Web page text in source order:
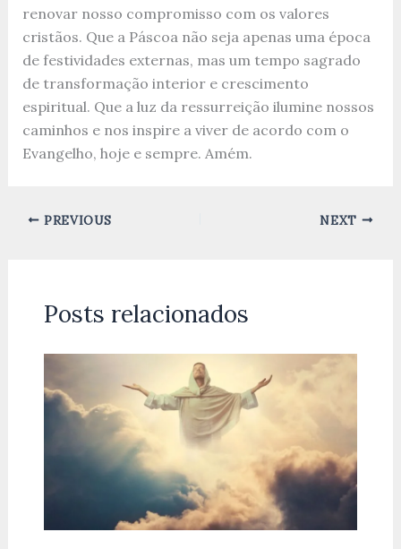
renovar nosso compromisso com os valores
cristãos. Que a Páscoa não seja apenas uma época
de festividades externas, mas um tempo sagrado
de transformação interior e crescimento
espiritual. Que a luz da ressurreição ilumine nossos
caminhos e nos inspire a viver de acordo com o
Evangelho, hoje e sempre. Amém.
PREVIOUS NEXT
Posts relacionados